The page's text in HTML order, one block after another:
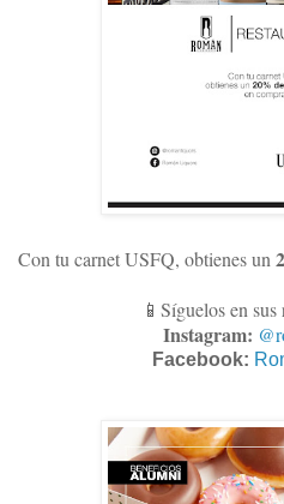
Con tu carnet USFQ, obtienes un
📱Síguelos en sus
Instagram:
Facebook: